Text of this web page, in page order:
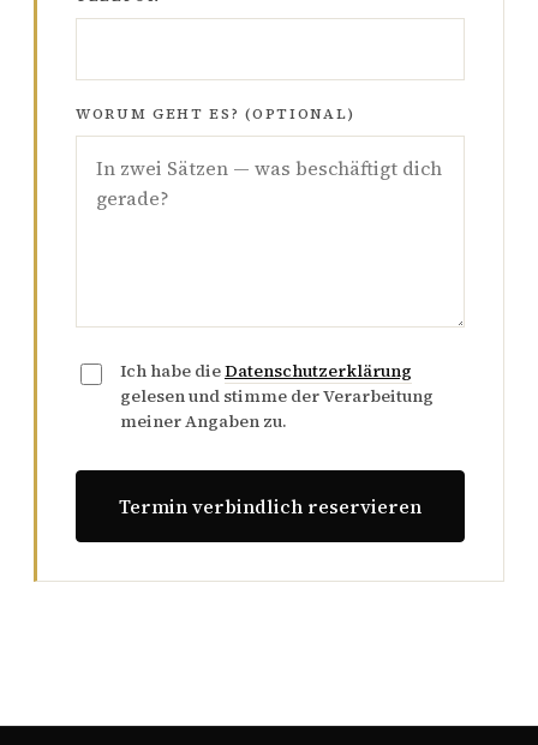
WORUM GEHT ES? (OPTIONAL)
Ich habe dieDatenschutzerklärung
gelesen und stimme der Verarbeitung
meiner Angaben zu.
Termin verbindlich reservieren